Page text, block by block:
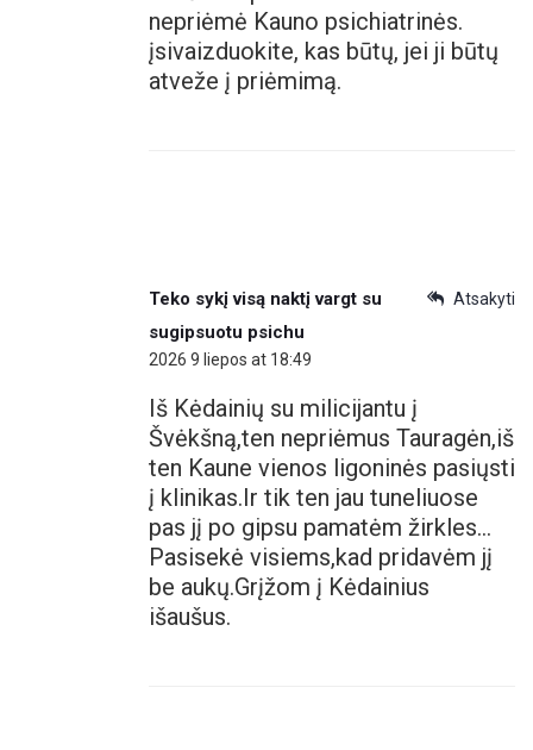
nepriėmė Kauno psichiatrinės.
įsivaizduokite, kas būtų, jei ji būtų
atveže į priėmimą.
Atsakyti
Teko sykį visą naktį vargt su
sugipsuotu psichu
2026 9 liepos at 18:49
Iš Kėdainių su milicijantu į
Švėkšną,ten nepriėmus Tauragėn,iš
ten Kaune vienos ligoninės pasiųsti
į klinikas.Ir tik ten jau tuneliuose
pas jį po gipsu pamatėm žirkles…
Pasisekė visiems,kad pridavėm jį
be aukų.Grįžom į Kėdainius
išaušus.